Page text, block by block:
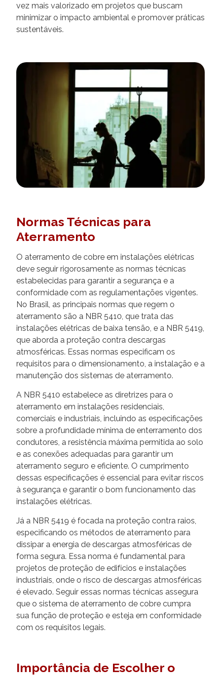
vez mais valorizado em projetos que buscam
minimizar o impacto ambiental e promover práticas
sustentáveis.
Normas Técnicas para
Aterramento
O aterramento de cobre em instalações elétricas
deve seguir rigorosamente as normas técnicas
estabelecidas para garantir a segurança e a
conformidade com as regulamentações vigentes.
No Brasil, as principais normas que regem o
aterramento são a NBR 5410, que trata das
instalações elétricas de baixa tensão, e a NBR 5419,
que aborda a proteção contra descargas
atmosféricas. Essas normas especificam os
requisitos para o dimensionamento, a instalação e a
manutenção dos sistemas de aterramento.
A NBR 5410 estabelece as diretrizes para o
aterramento em instalações residenciais,
comerciais e industriais, incluindo as especificações
sobre a profundidade mínima de enterramento dos
condutores, a resistência máxima permitida ao solo
e as conexões adequadas para garantir um
aterramento seguro e eficiente. O cumprimento
dessas especificações é essencial para evitar riscos
à segurança e garantir o bom funcionamento das
instalações elétricas.
Já a NBR 5419 é focada na proteção contra raios,
especificando os métodos de aterramento para
dissipar a energia de descargas atmosféricas de
forma segura. Essa norma é fundamental para
projetos de proteção de edifícios e instalações
industriais, onde o risco de descargas atmosféricas
é elevado. Seguir essas normas técnicas assegura
que o sistema de aterramento de cobre cumpra
sua função de proteção e esteja em conformidade
com os requisitos legais.
Importância de Escolher o